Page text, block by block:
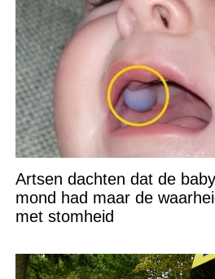
Artsen dachten dat de
mond had maar de
met stomheid